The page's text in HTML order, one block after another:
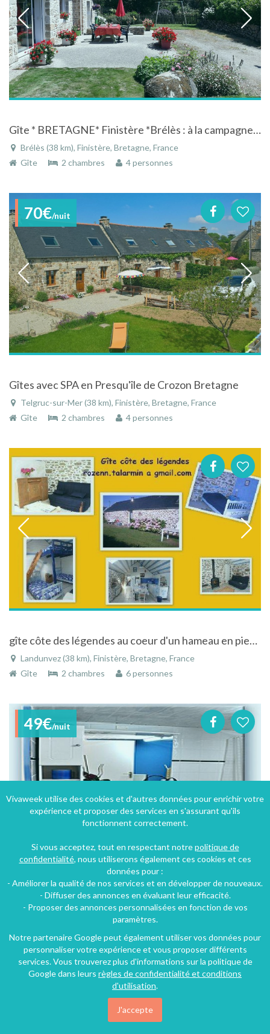
Gîte * BRETAGNE* Finistère *Brélès : à la campagne ,proche mer, 25 km de BREST
Brélès (38 km), Finistère, Bretagne, France
Gîte
2 chambres 4 personnes
70€/nuit
Gîtes avec SPA en Presqu'île de Crozon Bretagne
Telgruc-sur-Mer (38 km), Finistère, Bretagne, France
Gîte
2 chambres 4 personnes
gîte côte des légendes au coeur d'un hameau en pierres , baie de Portsall en finistere,bretagne
Landunvez (38 km), Finistère, Bretagne, France
Gîte
2 chambres 6 personnes
49€/nuit
R4rrrrrrrrrgg5gghhgggghggh
Huelgoat (39 km), Finistère, Bretagne, France
Vivaweek utilise des cookies et d'autres données pour enrichir votre
expérience et proposer des services en s'assurant qu'ils
fonctionnent correctement.
Si vous acceptez, tout en respectant notrepolitique de
confidentialité, nous utiliserons également ces cookies et ces
données pour :
- Améliorer la qualité de nos services et en développer de nouveaux.
- Diffuser des annonces en évaluant leur efficacité.
- Proposer des annonces personnalisées en fonction de vos
paramètres.
Notre partenaire Google peut également utiliser vos données pour
personnaliser votre expérience et vous proposer différents
services. Vous trouverez plus d'informations sur la politique de
Google dans leurs règles de confidentialité et conditions
d'utilisation.
J'accepte